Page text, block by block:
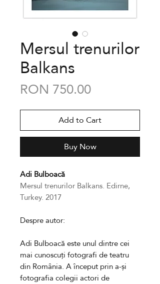
Mersul trenurilor
Balkans
RON 750.00Price
Add to Cart
Buy Now
Adi Bulboacă
Mersul trenurilor Balkans. Edirne,
Turkey. 2017
Despre autor:
Adi Bulboacă este unul dintre cei
mai cunoscuți fotografi de teatru
din România. A început prin a-și
fotografia colegii actori de